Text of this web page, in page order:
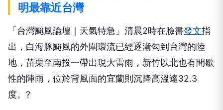
明最靠近台灣
「台灣颱風論壇｜天氣特急」清晨2時在臉書發文指
出，白海豚颱風的外圍環流已經逐漸勾到台灣的陸
地，苗栗至南投一帶出現大雷雨，新竹以北也有間歇
性的陣雨，位於背風面的宜蘭則沉降高溫達32.3
度。?